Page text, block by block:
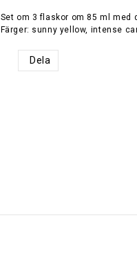
Set om 3 flaskor om 85 ml
Dela